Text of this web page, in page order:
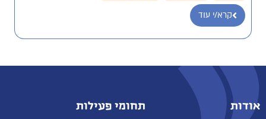
קרא/י עוד
אודות תחומי פעילות